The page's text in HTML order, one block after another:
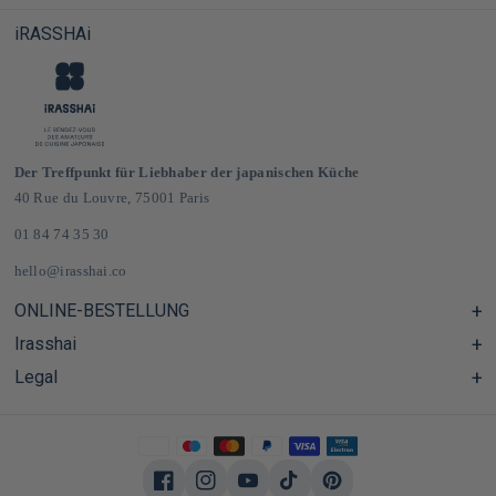
iRASSHAi
Der Treffpunkt für Liebhaber der japanischen Küche
40 Rue du Louvre, 75001 Paris
01 84 74 35 30
hello@irasshai.co
ONLINE-BESTELLUNG
Hilfezentrum & FAQ
Lieferung und Versandkosten in Frankreich und Europa
Irasshai
Öffnungszeiten in der Rue du Louvre 40, Paris
Arbeiten bei iRASSHAi
Legal